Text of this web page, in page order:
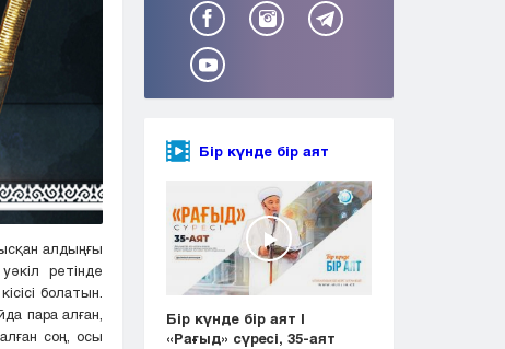
алдыңғы
ретінде
болатын.
пара алған,
соң, осы
Бір күнде бір аят
Бір күнде бір аят |
«Рағыд» сүресі, 35-аят